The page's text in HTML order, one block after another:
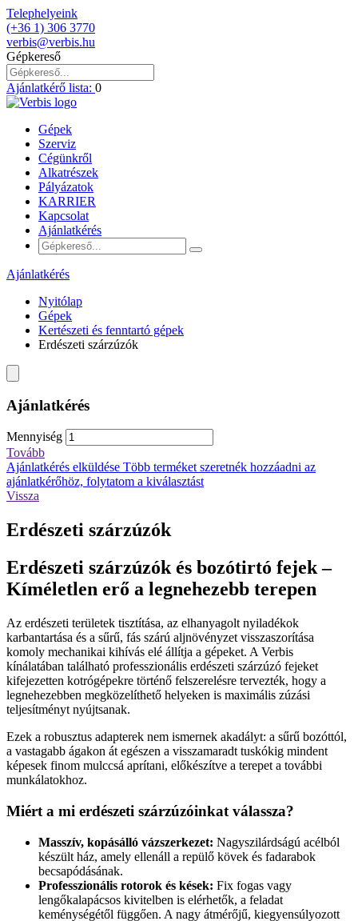
Telephelyeink
(+36 1) 306 3770
verbis@verbis.hu
Gépkereső
Ajánlatkérő lista: 0
Gépek
Szerviz
Cégünkről
Alkatrészek
Pályázatok
KARRIER
Kapcsolat
Ajánlatkérés
Ajánlatkérés
Nyitólap
Gépek
Kertészeti és fenntartó gépek
Erdészeti szárzúzók
Ajánlatkérés
Mennyiség
Tovább
Ajánlatkérés elküldése Több terméket szeretnék hozzáadni az
ajánlatkérőhöz, folytatom a kiválasztást
Vissza
Erdészeti szárzúzók
Erdészeti szárzúzók és bozótirtó fejek –
Kíméletlen erő a legnehezebb terepen
Az erdészeti területek tisztítása, az elhanyagolt nyiladékok
karbantartása és a sűrű, fás szárú aljnövényzet visszaszorítása
komoly mechanikai kihívás elé állítja a gépeket. A Verbis
kínálatában található professzionális erdészeti szárzúzó fejeket
kifejezetten kotrógépekre történő felszerelésre tervezték, hogy a
legnehezebben megközelíthető helyeken is maximális zúzási
teljesítményt nyújtsanak.
Ezek a robusztus adapterek nem ismernek akadályt: a sűrű bozóttól,
a vastagabb ágakon át egészen a visszamaradt tuskókig mindent
képesek finom mulccsá aprítani, előkészítve a terepet a további
munkálatokhoz.
Miért a mi erdészeti szárzúzóinkat válassza?
Masszív, kopásálló vázszerkezet: Nagyszilárdságú acélból
készült ház, amely ellenáll a repülő kövek és fadarabok
becsapódásának.
Professzionális rotorok és kések: Fix fogas vagy
lengőkalapácsos kivitelben is elérhetők, a feladat
keménységétől függően. A nagy átmérőjű, kiegyensúlyozott